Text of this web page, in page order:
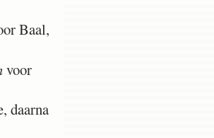
Baal,
voor
daarna